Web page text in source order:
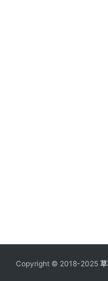
Copyright © 2018-2025